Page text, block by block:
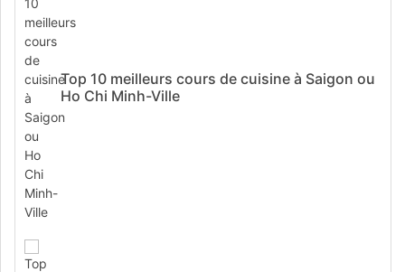
Top 10 meilleurs cours de cuisine à Saigon ou
Ho Chi Minh-Ville